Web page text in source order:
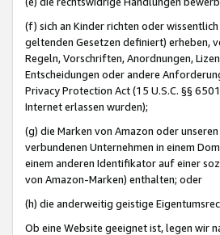
(f) sich an Kinder richten oder
geltenden Gesetzen definiert) erheben,
Regeln, Vorschriften, Anordnungen,
Entscheidungen oder andere
Privacy Protection Act (15 U.S.C. §§
Internet erlassen wurden);
(g) die Marken von Amazon oder
verbundenen Unternehmen in einem
einem anderen Identifikator auf einer
von Amazon-Marken) enthalten; oder
(h) die anderweitig geistige
Ob eine Website geeignet ist, legen wir